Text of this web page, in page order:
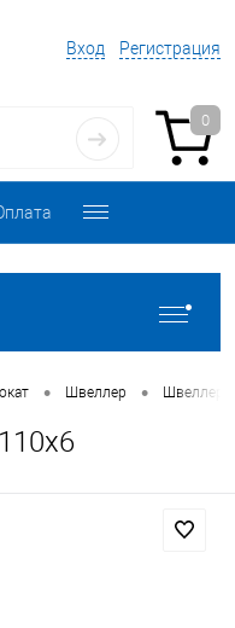
Вход Регистрация
0
• Швеллер • Швеллер